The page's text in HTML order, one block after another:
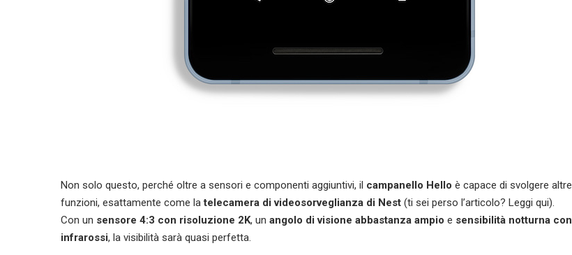
Non solo questo, perché oltre a sensori e componenti aggiuntivi, il campanello Hello è capace di svolgere altre
funzioni, esattamente come latelecamera di videosorveglianza di Nest (ti sei perso l’articolo? Leggi qui).
Con un sensore 4:3 con risoluzione 2K, un angolo di visione abbastanza ampio e sensibilità notturna con
infrarossi, la visibilità sarà quasi perfetta.